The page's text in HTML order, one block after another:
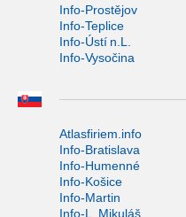
Info-Prostějov
Info-Teplice
Info-Ústí n.L.
Info-Vysočina
Atlasfiriem.info
Info-Bratislava
Info-Humenné
Info-Košice
Info-Martin
Info-L. Mikuláš